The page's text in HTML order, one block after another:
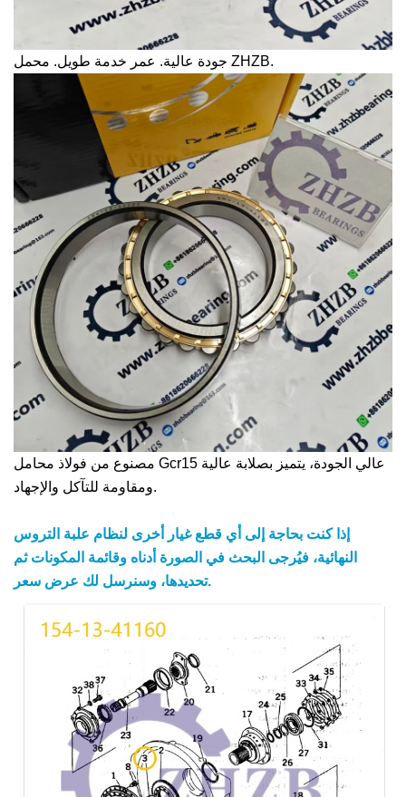
جودة عالية. عمر خدمة طويل. محمل ZHZB.
مصنوع من فولاذ محامل Gcr15 عالي الجودة، يتميز بصلابة عالية
ومقاومة للتآكل والإجهاد.
إذا كنت بحاجة إلى أي قطع غيار أخرى لنظام علبة التروس
النهائية، فيُرجى البحث في الصورة أدناه وقائمة المكونات ثم
تحديدها، وسنرسل لك عرض سعر.